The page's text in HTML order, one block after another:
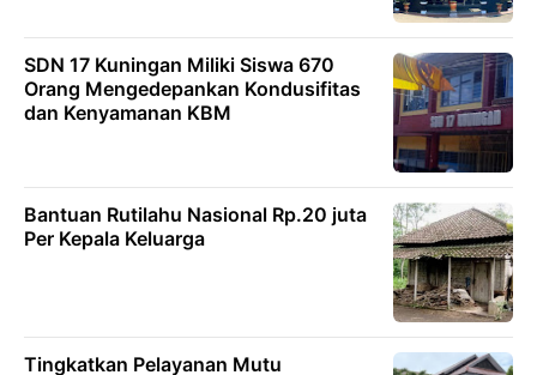
SDN 17 Kuningan Miliki Siswa 670
Orang Mengedepankan Kondusifitas
dan Kenyamanan KBM
Bantuan Rutilahu Nasional Rp.20 juta
Per Kepala Keluarga
Tingkatkan Pelayanan Mutu